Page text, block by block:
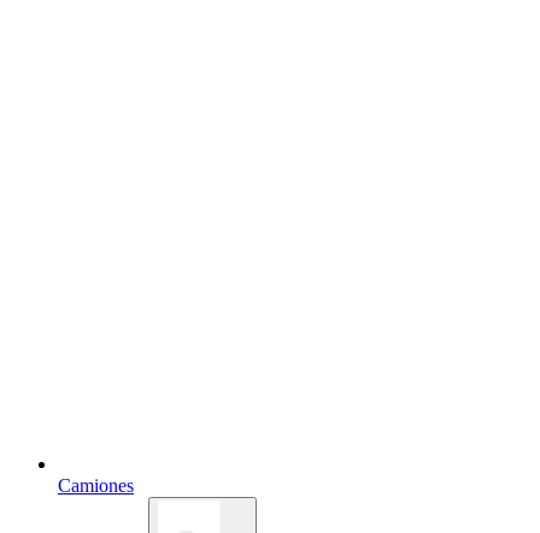
Camiones